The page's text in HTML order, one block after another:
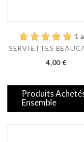
1
SERVIETTES
Prix
4,00 €
Produits
Ensemble